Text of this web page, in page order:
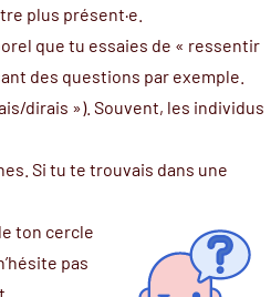
plus présent·e.
que tu essaies de « ressentir
des questions par exemple.
dirais »). Souvent, les individus
Si tu te trouvais dans une
ton cercle
pas